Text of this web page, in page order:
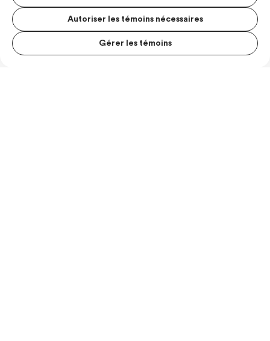
Autoriser les témoins nécessaires
Gérer les témoins
Politique de confidentialité
Conditions d’utilisation
© Les Producteurs de lait du Quebec
MENU